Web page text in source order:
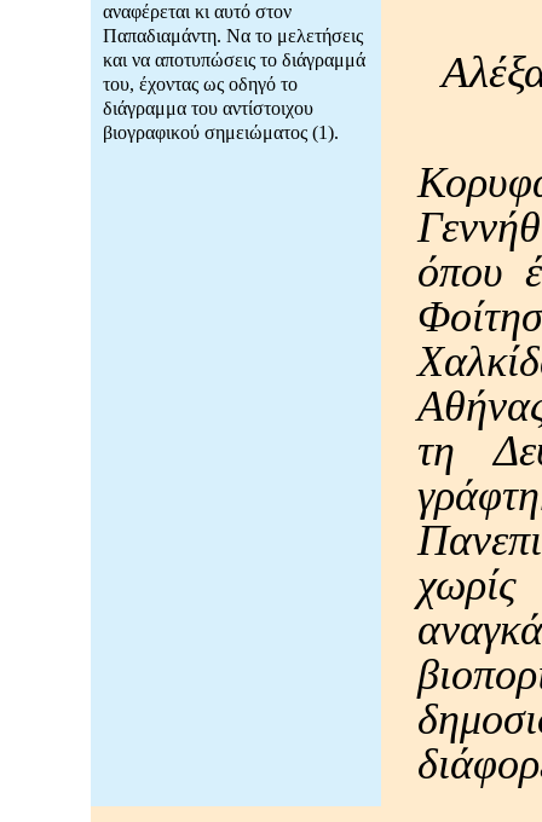
αναφέρεται κι αυτό στον
Παπαδιαμάντη. Να το μελετήσεις
και να αποτυπώσεις το διάγραμμά
του, έχοντας ως οδηγό το
διάγραμμα του αντίστοιχου
βιογραφικού σημειώματος (1).
όπου
τη